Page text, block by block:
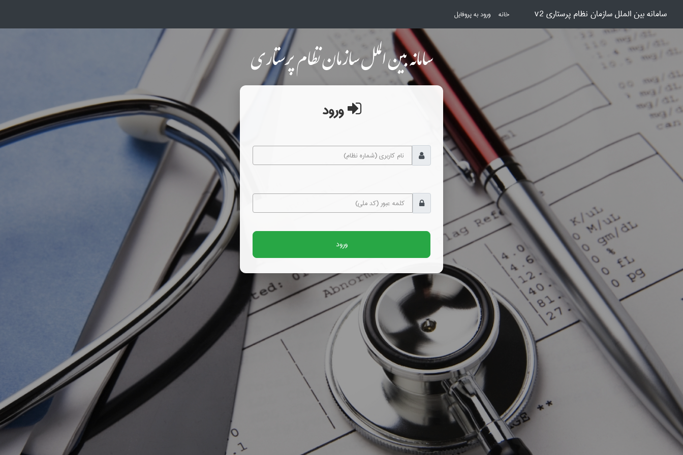
سامانه بین الملل سازمان نظام پرستاری v2 خانه ورود به پروفایل
سامانه بین الملل سازمان نظام پرستاری
ورود